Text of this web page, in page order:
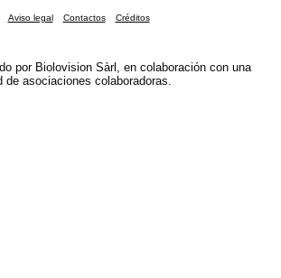
Aviso legal Contactos Créditos
por Biolovision Sàrl, en colaboración con una
de asociaciones colaboradoras.